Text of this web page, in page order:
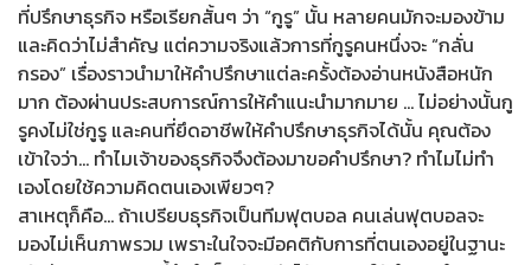
ที่ปรึกษาธุรกิจ หรือเรียกสั้นๆ ว่า “กูรู” นั้น หลายคนมักจะมองข้าม
และคิดว่าไม่สำคัญ แต่ความจริงแล้วการที่กูรูคนหนึ่งจะ “กลั่น
กรอง” เรื่องราวนำมาให้คำปรึกษาแต่ละครั้งต้องอ่านหนังสือหนัก
มาก ต้องผ่านประสบการณ์การให้คำแนะนำมากมาย … ไม่อย่างนั้นกู
รูคงไม่ใช่กูรู และคนที่ยึดอาชีพให้คำปรึกษาธุรกิจได้นั้น คุณต้อง
เข้าใจว่า… ทำไมเจ้าของธุรกิจจึงต้องมาขอคำปรึกษา? ทำไมไม่ทำ
เองโดยใช้ความคิดตนเองเพียวๆ?
สาเหตุก็คือ… ถ้าเปรียบธุรกิจเป็นทีมฟุตบอล คนเล่นฟุตบอลจะ
มองไม่เห็นภาพรวม เพราะในใจจะมีอคติกับการที่ตนเองอยู่ในฐานะ